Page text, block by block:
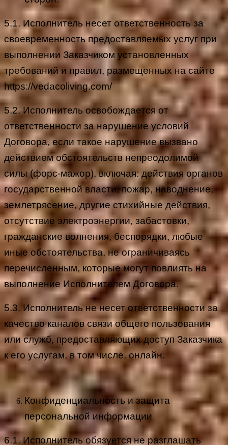
5.1. Исполнитель несет ответственность за
своевременность предоставляемых услуг при
выполнении Заказчиком установленных
требований и правил, размещенных на сайте
https://vedacoliving.com/
5.2. Исполнитель освобождается от
ответственности за нарушение условий
Договора, если такое нарушение вызвано
действием обстоятельств непреодолимой
силы (форс-мажор), включая: действия органов
государственной власти, пожар, наводнение,
землетрясение, другие стихийные действия,
отсутствие электроэнергии, забастовки,
гражданские волнения, беспорядки, любые
иные обстоятельства, не ограничиваясь
перечисленным, которые могут повлиять на
выполнение Исполнителем Договора.
5.3. Исполнитель не несет ответственности за
качество каналов связи общего пользования
или служб, предоставляющих доступ Заказчика
к его услугам, в том числе, онлайн.
Конфиденциальность и защита
персональной информации
6.1. Исполнитель обязуется не разглашать